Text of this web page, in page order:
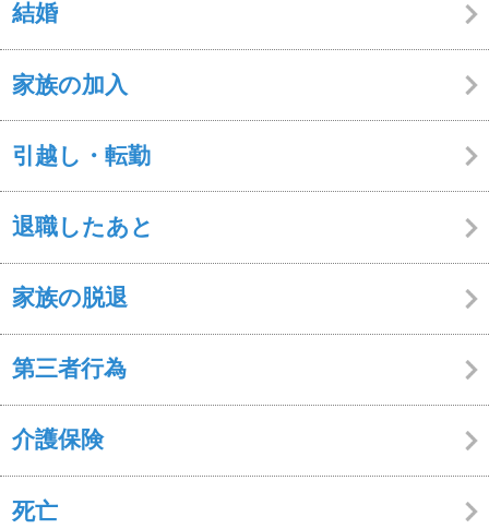
目的別検索
こんなときどうする
資格確認書等の交付・再交付
結婚
家族の加入